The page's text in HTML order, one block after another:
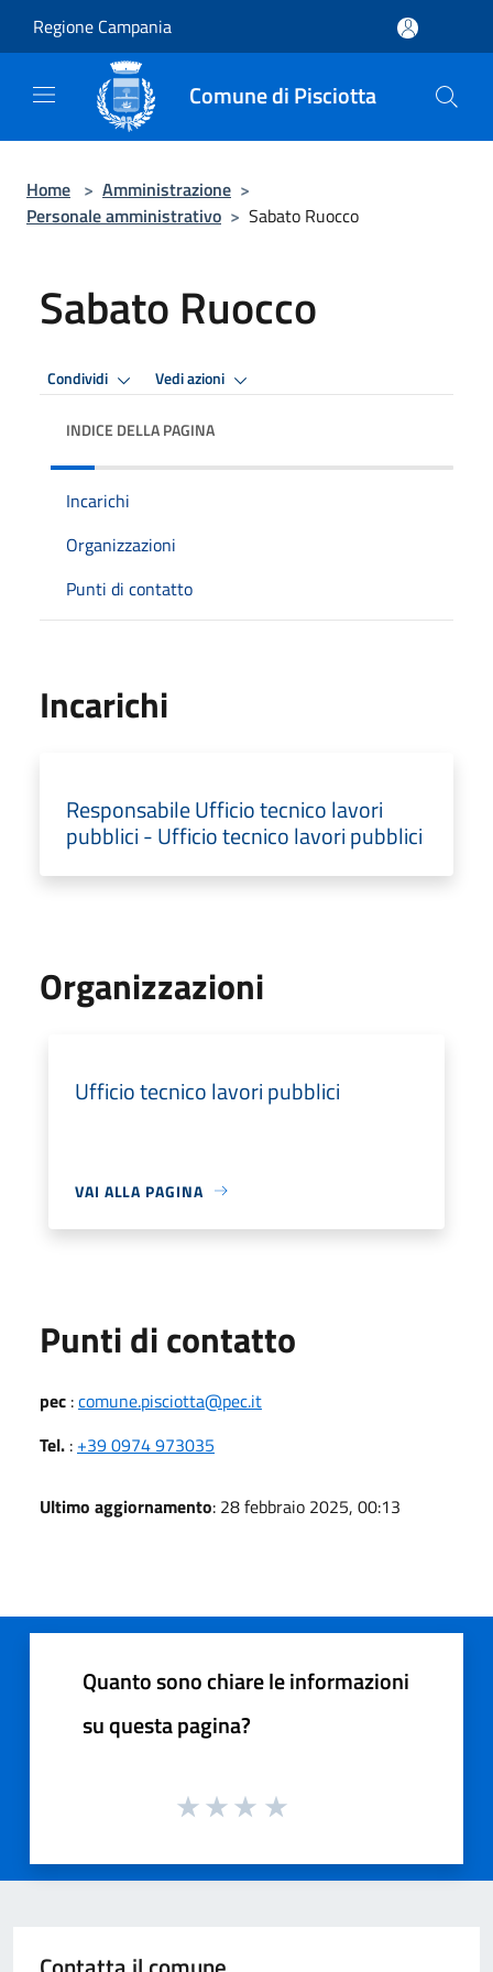
Regione Campania
Comune di Pisciotta
Home > Amministrazione >
Personale amministrativo > Sabato Ruocco
Sabato Ruocco
Condividi Vedi azioni
INDICE DELLA PAGINA
Incarichi
Organizzazioni
Punti di contatto
Incarichi
Responsabile Ufficio tecnico lavori
pubblici - Ufficio tecnico lavori pubblici
Organizzazioni
Ufficio tecnico lavori pubblici
VAI ALLA PAGINA
Punti di contatto
pec :comune.pisciotta@pec.it
Tel. : +39 0974 973035
Ultimo aggiornamento: 28 febbraio 2025, 00:13
Quanto sono chiare le informazioni
su questa pagina?